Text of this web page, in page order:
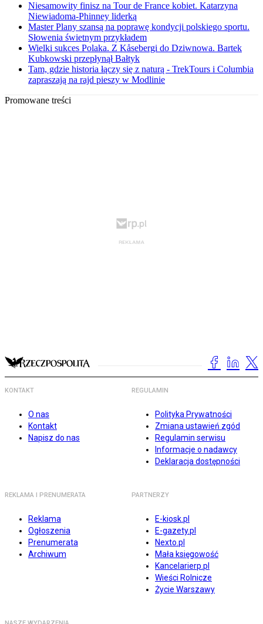
Niesamowity finisz na Tour de France kobiet. Katarzyna
Niewiadoma-Phinney liderką
Master Plany szansą na poprawę kondycji polskiego sportu.
Słowenia świetnym przykładem
Wielki sukces Polaka. Z Kåsebergi do Dziwnowa. Bartek
Kubkowski przepłynął Bałtyk
Tam, gdzie historia łączy się z naturą - TrekTours i Columbia
zapraszają na rajd pieszy w Modlinie
Promowane treści
KONTAKT
O nas
Kontakt
Napisz do nas
REGULAMIN
Polityka Prywatności
Zmiana ustawień zgód
Regulamin serwisu
Informacje o nadawcy
Deklaracja dostępności
REKLAMA I PRENUMERATA
Reklama
Ogłoszenia
Prenumerata
Archiwum
PARTNERZY
E-kiosk.pl
E-gazety.pl
Nexto.pl
Mała księgowość
Kancelarierp.pl
Wieści Rolnicze
Życie Warszawy